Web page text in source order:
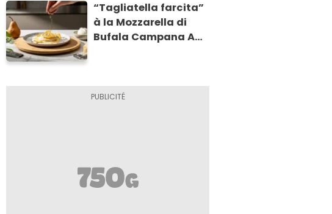
“Tagliatella farcita”
à la Mozzarella di
Bufala Campana AOP
croustillants de